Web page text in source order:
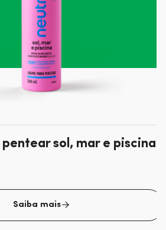
sol, mar e piscina
Saiba mais